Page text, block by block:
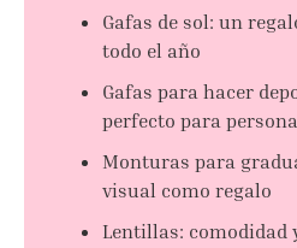
Gafas de sol: un
todo el año
Gafas para hacer
perfecto para
Monturas para
visual como regalo
Lentillas: comodidad